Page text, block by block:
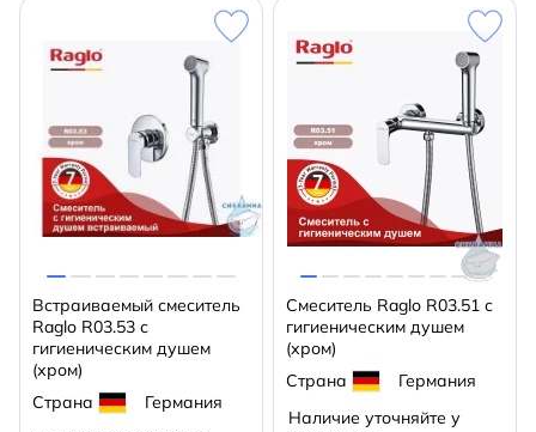
Встраиваемый смеситель
Raglo R03.53 с
гигиеническим душем
(хром)
Страна
Германия
Смеситель Raglo R03.51 с
гигиеническим душем
(хром)
Страна
Германия
Наличие уточняйте у